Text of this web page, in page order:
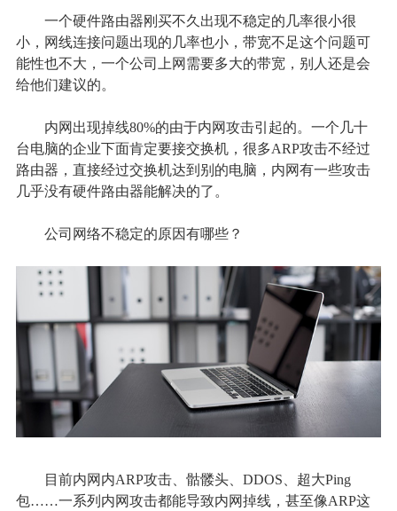
一个硬件路由器刚买不久出现不稳定的几率很小很
小，网线连接问题出现的几率也小，带宽不足这个问题可
能性也不大，一个公司上网需要多大的带宽，别人还是会
给他们建议的。
内网出现掉线80%的由于内网攻击引起的。一个几十
台电脑的企业下面肯定要接交换机，很多ARP攻击不经过
路由器，直接经过交换机达到别的电脑，内网有一些攻击
几乎没有硬件路由器能解决的了。
公司网络不稳定的原因有哪些？
目前内网内ARP攻击、骷髅头、DDOS、超大Ping
包……一系列内网攻击都能导致内网掉线，甚至像ARP这